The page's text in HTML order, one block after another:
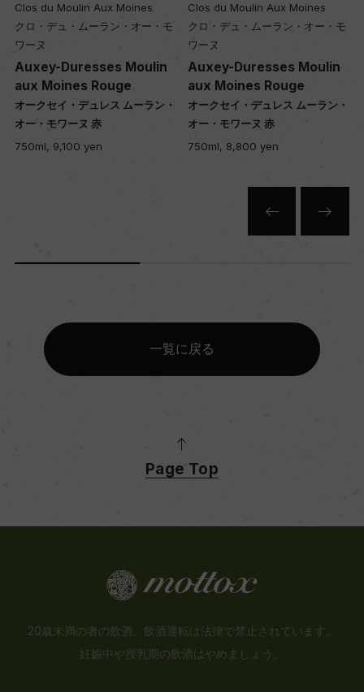
Clos du Moulin Aux Moines
クロ・デュ・ムーラン・オー・モ
ワーヌ
Auxey-Duresses Moulin
aux Moines Rouge
オークセイ・デュレス ムーラン・
オー・モワーヌ 赤
750ml, 9,100 yen
Clos du Moulin Aux Moines
クロ・デュ・ムーラン・オー・モ
ワーヌ
Auxey-Duresses Moulin
aux Moines Rouge
オークセイ・デュレス ムーラン・
オー・モワーヌ 赤
750ml, 8,800 yen
一覧に戻る
Page Top
20歳未満の者の飲酒、飲酒運転は法律で禁止されています。
妊娠中や授乳期の飲酒はやめましょう。